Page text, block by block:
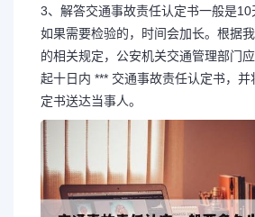
3、解答交通事故责任认定书一般是
如果需要检验的，时间会加长。根据
的相关规定，公安机关交通管理部门
起十日内 *** 交通事故责任认定书，并
定书送达当事人。
结果，但如果需要检